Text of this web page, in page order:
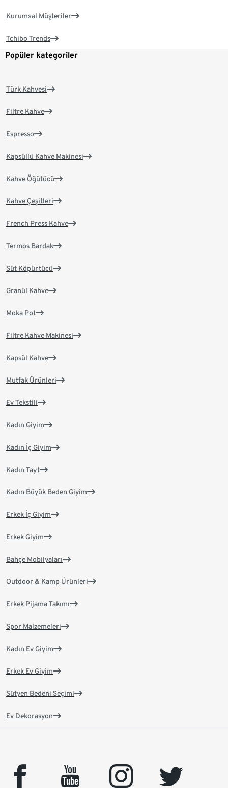
Kurumsal Müşteriler
Tchibo Trends
Popüler kategoriler
Türk Kahvesi
Filtre Kahve
Espresso
Kapsüllü Kahve Makinesi
Kahve Öğütücü
Kahve Çeşitleri
French Press Kahve
Termos Bardak
Süt Köpürtücü
Granül Kahve
Moka Pot
Filtre Kahve Makinesi
Kapsül Kahve
Mutfak Ürünleri
Ev Tekstili
Kadın Giyim
Kadın İç Giyim
Kadın Tayt
Kadın Büyük Beden Giyim
Erkek İç Giyim
Erkek Giyim
Bahçe Mobilyaları
Outdoor & Kamp Ürünleri
Erkek Pijama Takımı
Spor Malzemeleri
Kadın Ev Giyim
Erkek Ev Giyim
Sütyen Bedeni Seçimi
Ev Dekorasyon
facebook youtube instagram
twitter